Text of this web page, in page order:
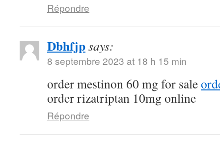
Répondre
Dbhfjpsays:
8 septembre 2023 at 18 h 15 min
order mestinon 60 mg for sale
order rizatriptan 10mg online
Répondre